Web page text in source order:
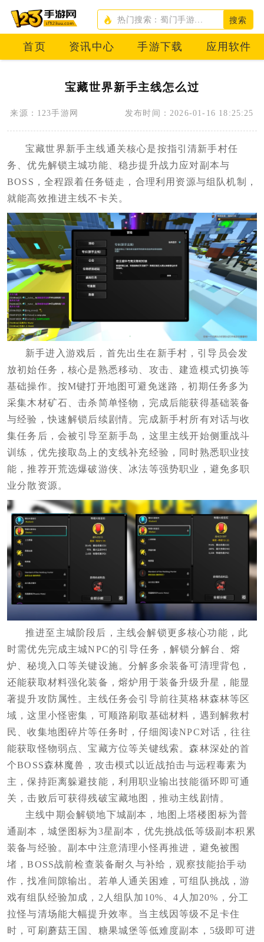
搜索
首页 资讯中心 手游下载 应用软件
宝藏世界新手主线怎么过
来源：123手游网 发布时间：2026-01-16 18:25:25
宝藏世界新手主线通关核心是按指引清新手村任
务、优先解锁主城功能、稳步提升战力应对副本与
BOSS，全程跟着任务链走，合理利用资源与组队机制，
就能高效推进主线不卡关。
新手进入游戏后，首先出生在新手村，引导员会发
放初始任务，核心是熟悉移动、攻击、建造模式切换等
基础操作。按M键打开地图可避免迷路，初期任务多为
采集木材矿石、击杀简单怪物，完成后能获得基础装备
与经验，快速解锁后续剧情。完成新手村所有对话与收
集任务后，会被引导至新手岛，这里主线开始侧重战斗
训练，优先接取岛上的支线补充经验，同时熟悉职业技
能，推荐开荒选爆破游侠、冰法等强势职业，避免多职
业分散资源。
推进至主城阶段后，主线会解锁更多核心功能，此
时需优先完成主城NPC的引导任务，解锁分解台、熔
炉、秘境入口等关键设施。分解多余装备可清理背包，
还能获取材料强化装备，熔炉用于装备升级升星，能显
著提升攻防属性。主线任务会引导前往莫格林森林等区
域，这里小怪密集，可顺路刷取基础材料，遇到解救村
民、收集地图碎片等任务时，仔细阅读NPC对话，往往
能获取怪物弱点、宝藏方位等关键线索。森林深处的首
个BOSS森林魔兽，攻击模式以近战拍击与远程毒素为
主，保持距离躲避技能，利用职业输出技能循环即可通
关，击败后可获得残破宝藏地图，推动主线剧情。
主线中期会解锁地下城副本，地图上塔楼图标为普
通副本，城堡图标为3星副本，优先挑战低等级副本积累
装备与经验。副本中注意清理小怪再推进，避免被围
堵，BOSS战前检查装备耐久与补给，观察技能抬手动
作，找准间隙输出。若单人通关困难，可组队挑战，游
戏有组队经验加成，2人组队加10%、4人加20%，分工
拉怪与清场能大幅提升效率。当主线因等级不足卡住
时，可刷蘑菇王国、糖果城堡等低难度副本，5级即可进